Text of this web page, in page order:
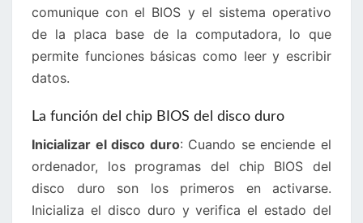
comunique con el BIOS y el sistema operativo
de la placa base de la computadora, lo que
permite funciones básicas como leer y escribir
datos.
La función del chip BIOS del disco duro
Inicializar el disco duro: Cuando se enciende el
ordenador, los programas del chip BIOS del
disco duro son los primeros en activarse.
Inicializa el disco duro y verifica el estado del